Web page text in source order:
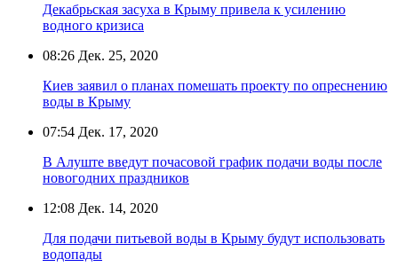
Декабрьская засуха в Крыму привела к усилению
водного кризиса
08:26 Дек. 25, 2020
Киев заявил о планах помешать проекту по опреснению
воды в Крыму
07:54 Дек. 17, 2020
В Алуште введут почасовой график подачи воды после
новогодних праздников
12:08 Дек. 14, 2020
Для подачи питьевой воды в Крыму будут использовать
водопады